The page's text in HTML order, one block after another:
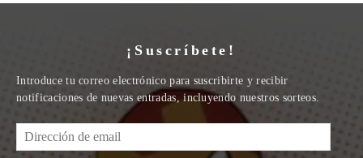
¡Suscríbete!
Introduce tu correo electrónico para suscribirte y recibir
notificaciones de nuevas entradas, incluyendo nuestros sorteos.
Dirección
de